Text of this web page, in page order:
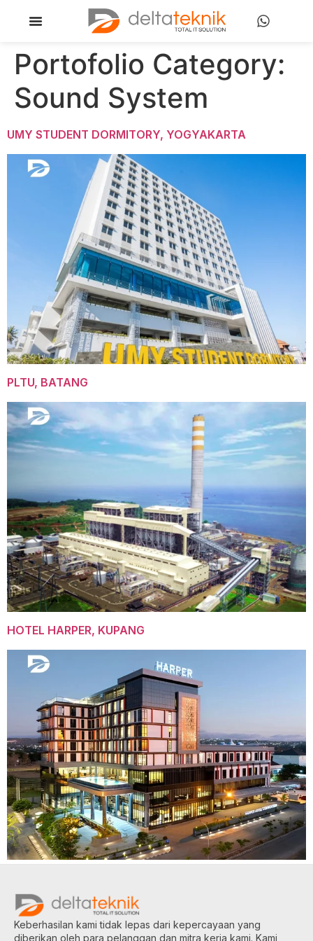
Portofolio Category:
Sound System
UMY STUDENT DORMITORY, YOGYAKARTA
PLTU, BATANG
HOTEL HARPER, KUPANG
Keberhasilan kami tidak lepas dari kepercayaan yang
diberikan oleh para pelanggan dan mitra kerja kami. Kami